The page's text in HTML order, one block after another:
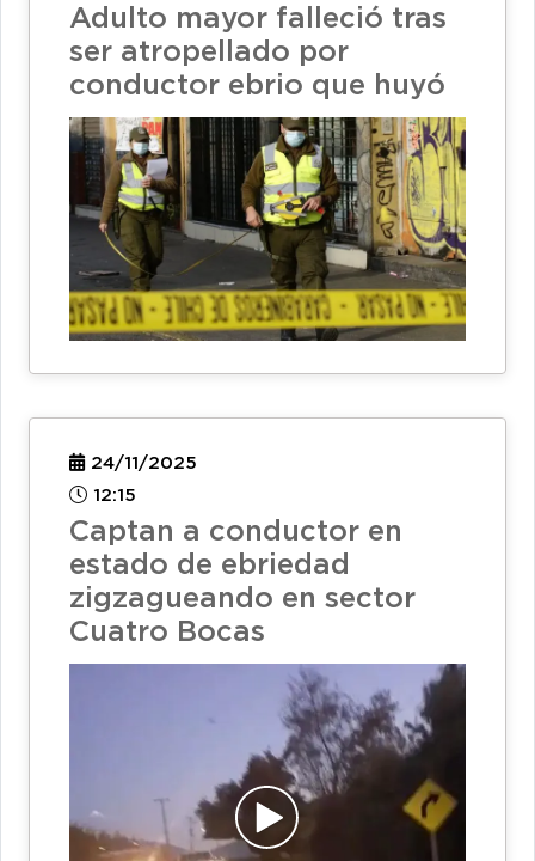
Adulto mayor falleció tras
ser atropellado por
conductor ebrio que huyó
24/11/2025
12:15
Captan a conductor en
estado de ebriedad
zigzagueando en sector
Cuatro Bocas